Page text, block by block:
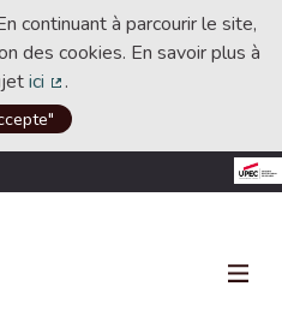
continuant à parcourir le site,
des cookies. En savoir plus à
ici
(Lien externe)
.